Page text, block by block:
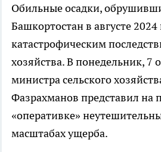
Обильные осадки,
Башкортостан в августе
катастрофическим
хозяйства. В понедельник, 7
министра сельского
Фазрахманов представил на
«оперативке»
масштабах ущерба.